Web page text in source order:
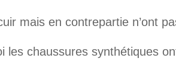
mais en contrepartie n’ont
les chaussures synthétiques